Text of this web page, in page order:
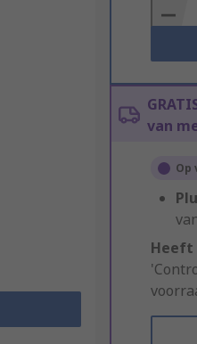
Basket
van
Op
Heeft